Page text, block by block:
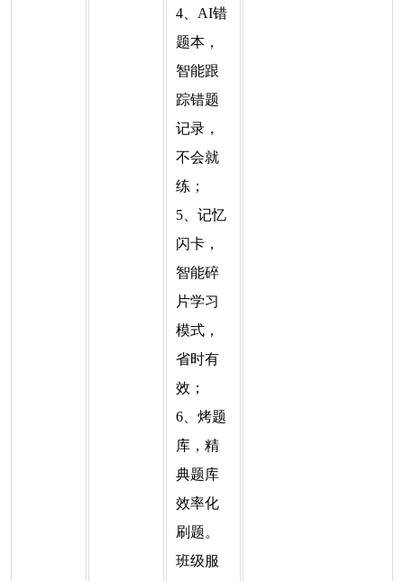
4、AI错
题本，
智能跟
踪错题
记录，
不会就
练；
5、记忆
闪卡，
智能碎
片学习
模式，
省时有
效；
6、烤题
库，精
典题库
效率化
刷题。
班级服